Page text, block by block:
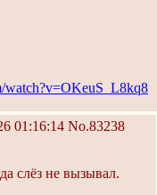
watch?v=OKeuS_L8kq8
01:16:14 No.83238
слёз не вызывал.